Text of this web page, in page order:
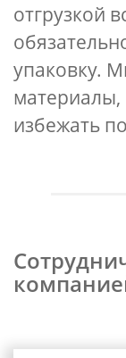
отгрузкой
упаковку.
избежать